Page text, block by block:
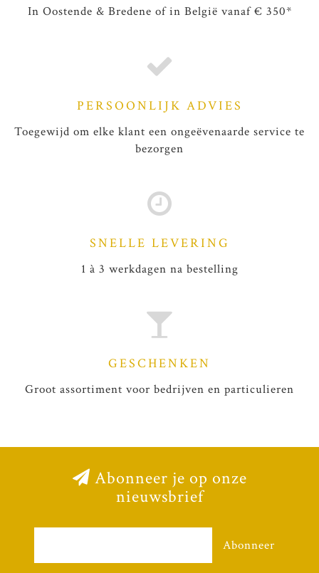
In Oostende & Bredene of in België vanaf € 350*
PERSOONLIJK ADVIES
Toegewijd om elke klant een ongeëvenaarde service te
bezorgen
SNELLE LEVERING
1 à 3 werkdagen na bestelling
GESCHENKEN
Groot assortiment voor bedrijven en particulieren
Abonneer je op onze
nieuwsbrief
Abonneer